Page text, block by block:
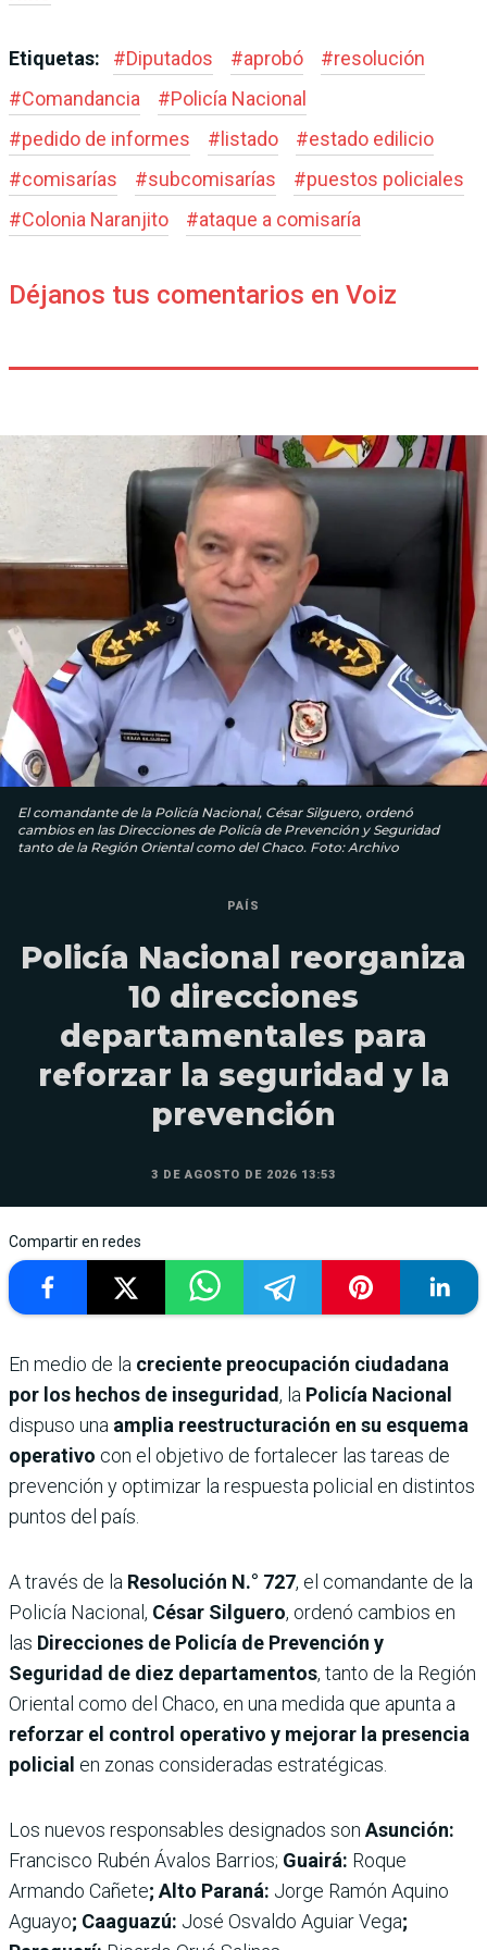
Etiquetas: #Diputados #aprobó #resolución
#Comandancia #Policía Nacional
#pedido de informes # listado #estado edilicio
#comisarías #subcomisarías #puestos policiales
#Colonia Naranjito #ataque a comisaría
Déjanos tus comentarios en Voiz
El comandante de la Policía Nacional, César Silguero, ordenó
cambios en las Direcciones de Policía de Prevención y Seguridad
tanto de la Región Oriental como del Chaco. Foto: Archivo
PAÍS
Policía Nacional reorganiza
10 direcciones
departamentales para
reforzar la seguridad y la
prevención
3 DE AGOSTO DE 2026 13:53
Compartir en redes
En medio de la creciente preocupación ciudadana
por los hechos de inseguridad, la Policía Nacional
dispuso una amplia reestructuración en su esquema
operativo con el objetivo de fortalecer las tareas de
prevención y optimizar la respuesta policial en distintos
puntos del país.
A través de la Resolución N.° 727, el comandante de la
Policía Nacional, César Silguero, ordenó cambios en
las Direcciones de Policía de Prevención y
Seguridad de diez departamentos, tanto de la Región
Oriental como del Chaco, en una medida que apunta a
reforzar el control operativo y mejorar la presencia
policial en zonas consideradas estratégicas.
Los nuevos responsables designados son Asunción:
Francisco Rubén Ávalos Barrios; Guairá: Roque
Armando Cañete; Alto Paraná: Jorge Ramón Aquino
Aguayo; Caaguazú: José Osvaldo Aguiar Vega;